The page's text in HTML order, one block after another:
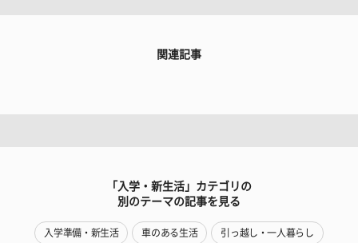
関連記事
「入学・新生活」カテゴリの
別のテーマの記事を見る
入学準備・新生活 車のある生活 引っ越し・一人暮らし